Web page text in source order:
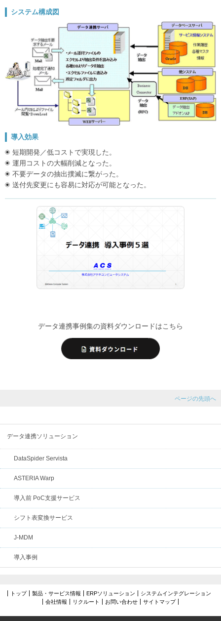
システム構成図
導入効果
短期開発／低コストで実現した。
運用コストの大幅削減となった。
不要データの抽出撲滅に繋がった。
送付先変更にも容易に対応が可能となった。
データ連携事例集の資料ダウンロードはこちら
ページの先頭へ
データ連携ソリューション
DataSpider Servista
ASTERIA Warp
導入前 PoC支援サービス
シフト表変換サービス
J-MDM
導入事例
トップ 製品・サービス情報 ERPソリューション
システムインテグレーション
会社情報
リクルート お問い合わせ サイトマップ